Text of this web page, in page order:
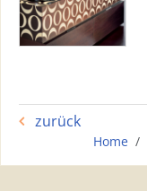
zurück
Home